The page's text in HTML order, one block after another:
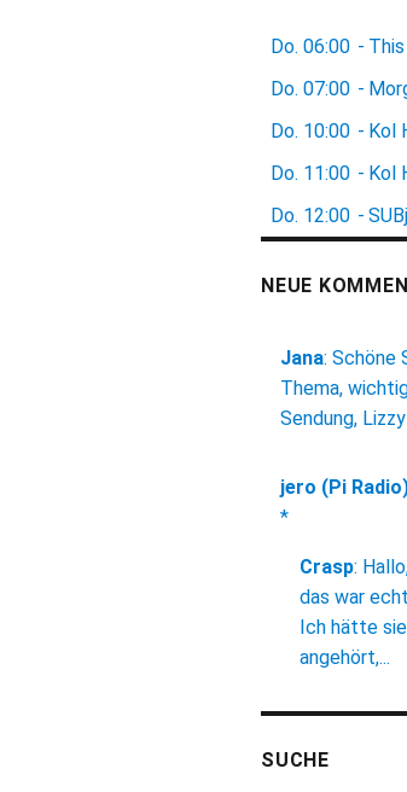
Do. 06:00 -
Do. 07:00 -
Do. 10:00 - Kol
Do. 11:00 - Kol
Do. 12:00 -
NEUE
Jana: Schöne
Thema,
Sendung,
jero (Pi
*
Crasp:
das war
Ich hätte
angehört,...
SUCHE